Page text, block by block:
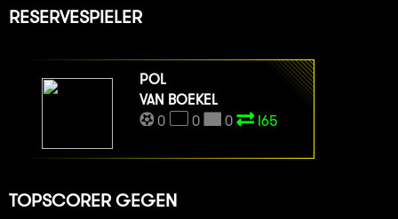
RESERVESPIELER
POL
VAN BOEKEL
0
0 0 I65
TOPSCORER GEGEN